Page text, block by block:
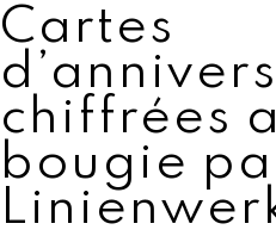
Cartes
chiffrées
bougie